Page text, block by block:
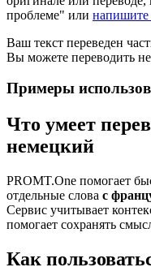
проблеме" или
Ваш текст переведен
Вы можете переводить
Примеры
Что умеет
немецкий
PROMT.One помогает
отдельные слова с
Сервис учитывает
помогает сохранять
Как